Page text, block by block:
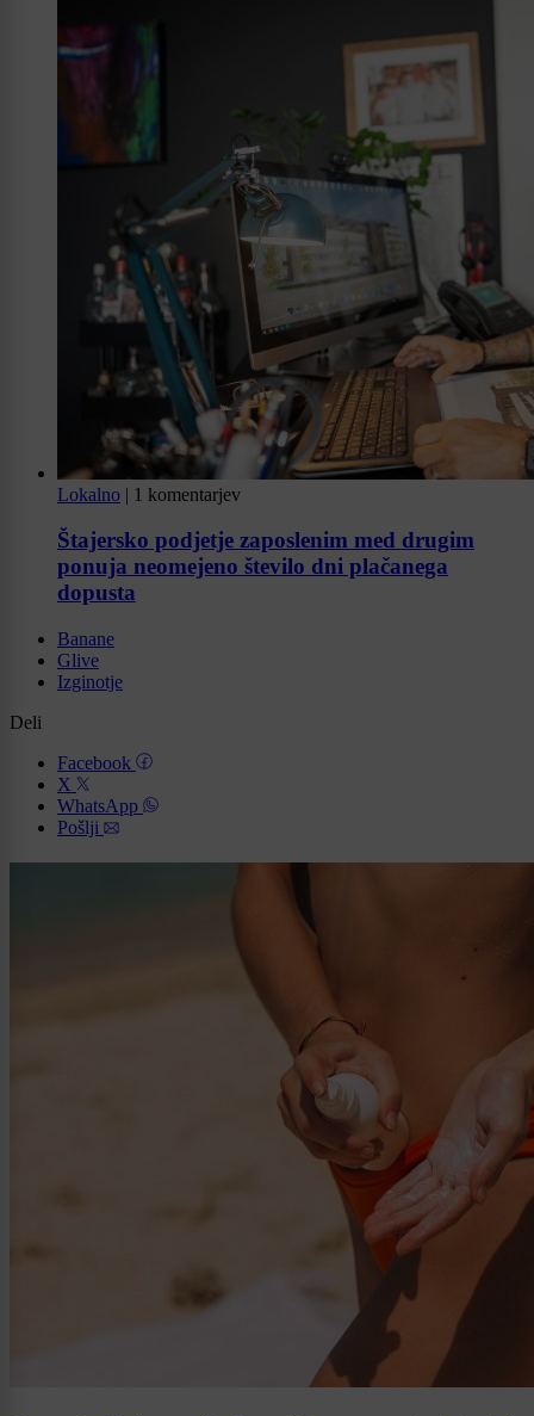
Lokalno | 1 komentarjev
Štajersko podjetje zaposlenim med drugim
ponuja neomejeno število dni plačanega
dopusta
Banane
Glive
Izginotje
Deli
Facebook
X
WhatsApp
Pošlji